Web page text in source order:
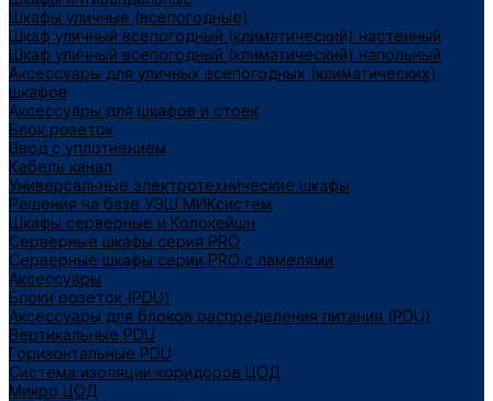
Шкафы уличные (всепогодные)
Шкаф уличный всепогодный (климатический) настенный
Шкаф уличный всепогодный (климатический) напольный
Аксессуары для уличных всепогодных (климатических)
шкафов
Аксессуары для шкафов и стоек
Блок розеток
Ввод с уплотнением
Кабель канал
Универсальные электротехнические шкафы
Решения на базе УЭШ МИКсистем
Шкафы серверные и Колокейшн
Серверные шкафы серия PRO
Серверные шкафы серии PRO с ламелями
Аксессуары
Блоки розеток (PDU)
Аксессуары для блоков распределения питания (PDU)
Вертикальные PDU
Горизонтальные PDU
Система изоляции коридоров ЦОД
Микро ЦОД